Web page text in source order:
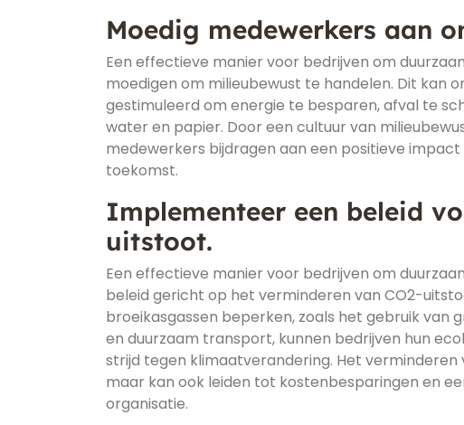
Moedig medewerkers aan
Een effectieve manier voor bedrijven om
moedigen om milieubewust te handelen. Dit kan
gestimuleerd om energie te besparen, afval te
water en papier. Door een cultuur van
medewerkers bijdragen aan een positieve
toekomst.
Implementeer een beleid
uitstoot.
Een effectieve manier voor bedrijven om
beleid gericht op het verminderen van CO2-
broeikasgassen beperken, zoals het gebruik
en duurzaam transport, kunnen bedrijven hun
strijd tegen klimaatverandering. Het
maar kan ook leiden tot kostenbesparingen en
organisatie.